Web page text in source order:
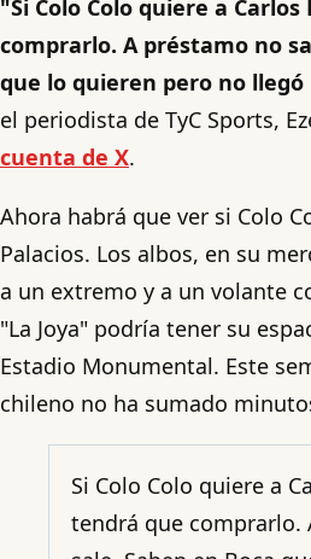
"Si Colo Colo quiere a
comprarlo. A préstamo no
que lo quieren pero no
el periodista de TyC Sports,
cuenta de X.
Ahora habrá que ver si Colo
Palacios. Los albos, en su
a un extremo y a un volante
"La Joya" podría tener su
Estadio Monumental. Este
chileno no ha sumado
Si Colo Colo quiere a
tendrá que comprarlo.